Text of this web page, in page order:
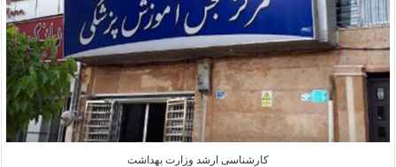
کارشناسی ارشد وزارت بهداشت